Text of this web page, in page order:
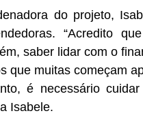
do projeto,
“Acredito
saber lidar com o
que muitas começam
é necessário
Isabele.